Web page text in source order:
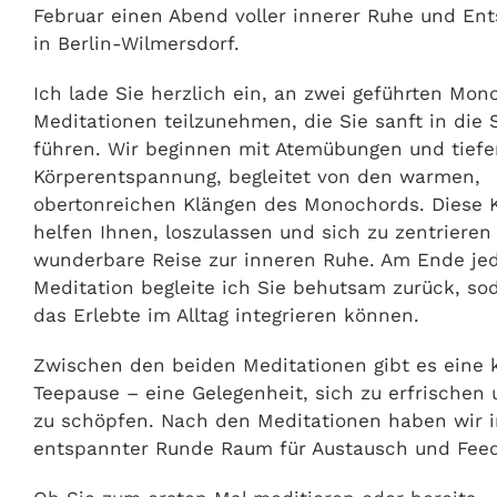
Februar einen Abend voller innerer Ruhe und
in Berlin-Wilmersdorf.
Ich lade Sie herzlich ein, an zwei geführten
Meditationen teilzunehmen, die Sie sanft in die
führen. Wir beginnen mit Atemübungen und
Körperentspannung, begleitet von den warmen,
obertonreichen Klängen des Monochords. Diese
helfen Ihnen, loszulassen und sich zu
wunderbare Reise zur inneren Ruhe. Am Ende
Meditation begleite ich Sie behutsam zurück,
das Erlebte im Alltag integrieren können.
Zwischen den beiden Meditationen gibt es eine
Teepause – eine Gelegenheit, sich zu erfrischen
zu schöpfen. Nach den Meditationen haben wir
entspannter Runde Raum für Austausch und